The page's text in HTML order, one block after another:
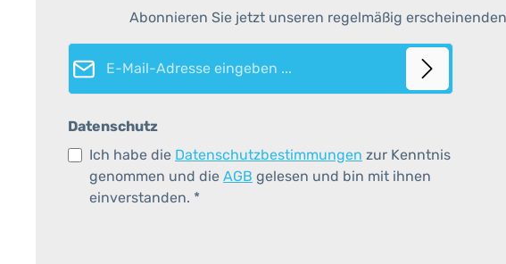
Abonnieren Sie jetzt unseren regelmäßig
E-Mail-Adresse*
Datenschutz
Ich habe die Datenschutzbestimmungen zur Kenntnis
genommen und die AGB gelesen und bin mit ihnen
einverstanden. *